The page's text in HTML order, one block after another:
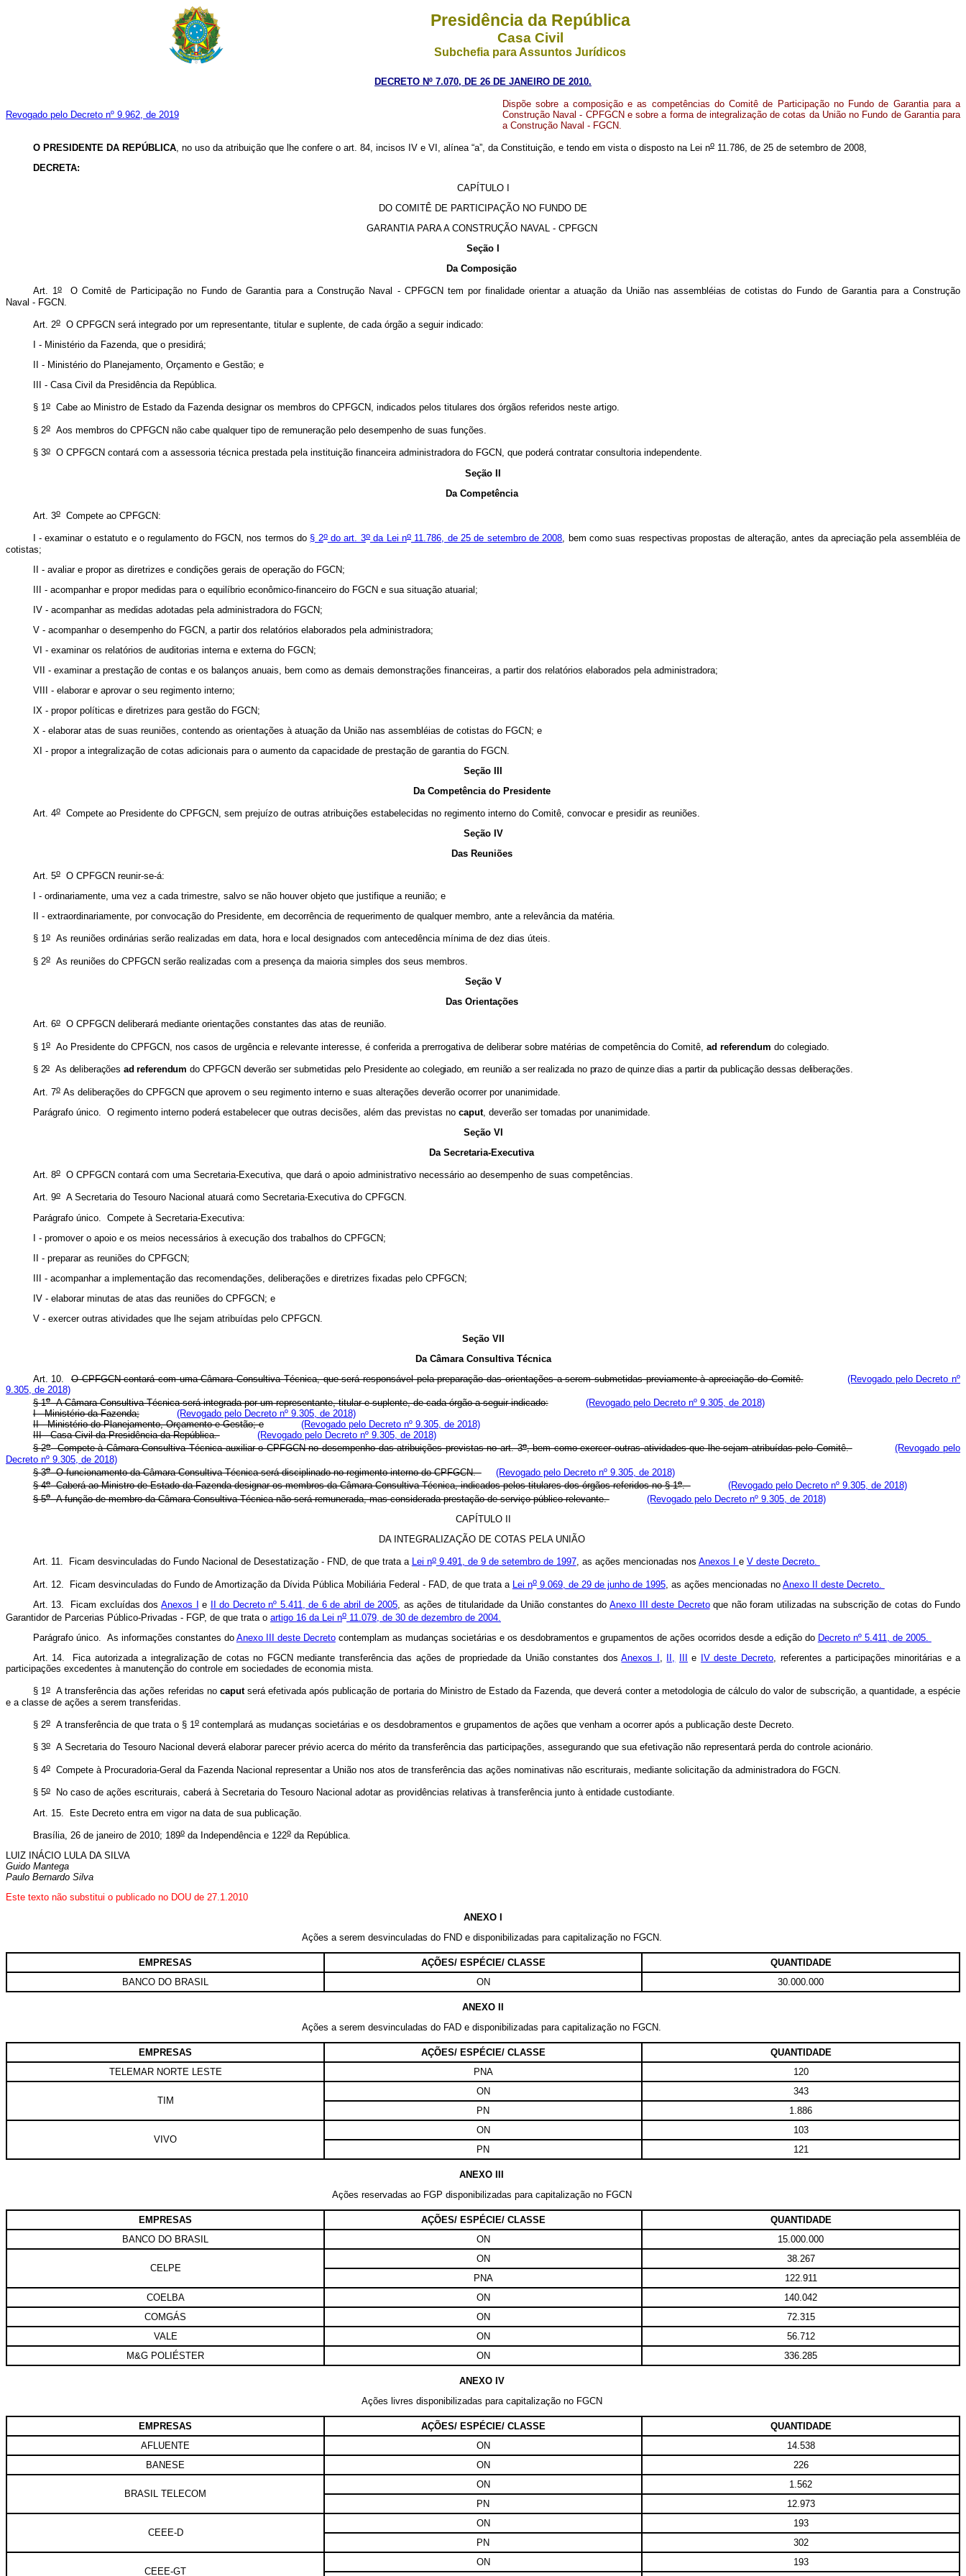
Presidência da República
Casa Civil
Subchefia para Assuntos Jurídicos
DECRETO Nº 7.070, DE 26 DE JANEIRO DE 2010.
Revogado pelo Decreto nº 9.962, de 2019
Dispõe sobre a composição e as competências do Comitê de Participação no Fundo de Garantia para a
Construção Naval - CPFGCN e sobre a forma de integralização de cotas da União no Fundo de Garantia para
a Construção Naval - FGCN.
O PRESIDENTE DA REPÚBLICA, no uso da atribuição que lhe confere o art. 84, incisos IV e VI, alínea “a”, da Constituição, e tendo em vista o disposto na Lei no11.786, de 25 de setembro de 2008,
DECRETA:
CAPÍTULO I
DO COMITÊ DE PARTICIPAÇÃO NO FUNDO DE
GARANTIA PARA A CONSTRUÇÃO NAVAL - CPFGCN
Seção I
Da Composição
Art. 1oO Comitê de Participação no Fundo de Garantia para a Construção Naval - CPFGCN tem por finalidade orientar a atuação da União nas assembléias de cotistas do Fundo de Garantia para a Construção
Naval - FGCN.
Art. 2oO CPFGCN será integrado por um representante, titular e suplente, de cada órgão a seguir indicado:
I - Ministério da Fazenda, que o presidirá;
II - Ministério do Planejamento, Orçamento e Gestão; e
III - Casa Civil da Presidência da República.
§ 1oCabe ao Ministro de Estado da Fazenda designar os membros do CPFGCN, indicados pelos titulares dos órgãos referidos neste artigo.
§ 2oAos membros do CPFGCN não cabe qualquer tipo de remuneração pelo desempenho de suas funções.
§ 3oO CPFGCN contará com a assessoria técnica prestada pela instituição financeira administradora do FGCN, que poderá contratar consultoria independente.
Seção II
Da Competência
Art. 3oCompete ao CPFGCN:
I - examinar o estatuto e o regulamento do FGCN, nos termos do § 2odo art. 3oda Lei no11.786, de 25 de setembro de 2008, bem como suas respectivas propostas de alteração, antes da apreciação pela assembléia de
cotistas;
II - avaliar e propor as diretrizes e condições gerais de operação do FGCN;
III - acompanhar e propor medidas para o equilíbrio econômico-financeiro do FGCN e sua situação atuarial;
IV - acompanhar as medidas adotadas pela administradora do FGCN;
V - acompanhar o desempenho do FGCN, a partir dos relatórios elaborados pela administradora;
VI - examinar os relatórios de auditorias interna e externa do FGCN;
VII - examinar a prestação de contas e os balanços anuais, bem como as demais demonstrações financeiras, a partir dos relatórios elaborados pela administradora;
VIII - elaborar e aprovar o seu regimento interno;
IX - propor políticas e diretrizes para gestão do FGCN;
X - elaborar atas de suas reuniões, contendo as orientações à atuação da União nas assembléias de cotistas do FGCN; e
XI - propor a integralização de cotas adicionais para o aumento da capacidade de prestação de garantia do FGCN.
Seção III
Da Competência do Presidente
Art. 4oCompete ao Presidente do CPFGCN, sem prejuízo de outras atribuições estabelecidas no regimento interno do Comitê, convocar e presidir as reuniões.
Seção IV
Das Reuniões
Art. 5oO CPFGCN reunir-se-á:
I - ordinariamente, uma vez a cada trimestre, salvo se não houver objeto que justifique a reunião; e
II - extraordinariamente, por convocação do Presidente, em decorrência de requerimento de qualquer membro, ante a relevância da matéria.
§ 1oAs reuniões ordinárias serão realizadas em data, hora e local designados com antecedência mínima de dez dias úteis.
§ 2oAs reuniões do CPFGCN serão realizadas com a presença da maioria simples dos seus membros.
Seção V
Das Orientações
Art. 6oO CPFGCN deliberará mediante orientações constantes das atas de reunião.
§ 1oAo Presidente do CPFGCN, nos casos de urgência e relevante interesse, é conferida a prerrogativa de deliberar sobre matérias de competência do Comitê, ad referendum do colegiado.
§ 2oAs deliberações ad referendum do CPFGCN deverão ser submetidas pelo Presidente ao colegiado, em reunião a ser realizada no prazo de quinze dias a partir da publicação dessas deliberações.
Art. 7oAs deliberações do CPFGCN que aprovem o seu regimento interno e suas alterações deverão ocorrer por unanimidade.
Parágrafo único. O regimento interno poderá estabelecer que outras decisões, além das previstas no caput, deverão ser tomadas por unanimidade.
Seção VI
Da Secretaria-Executiva
Art. 8oO CPFGCN contará com uma Secretaria-Executiva, que dará o apoio administrativo necessário ao desempenho de suas competências.
Art. 9oA Secretaria do Tesouro Nacional atuará como Secretaria-Executiva do CPFGCN.
Parágrafo único. Compete à Secretaria-Executiva:
I - promover o apoio e os meios necessários à execução dos trabalhos do CPFGCN;
II - preparar as reuniões do CPFGCN;
III - acompanhar a implementação das recomendações, deliberações e diretrizes fixadas pelo CPFGCN;
IV - elaborar minutas de atas das reuniões do CPFGCN; e
V - exercer outras atividades que lhe sejam atribuídas pelo CPFGCN.
Seção VII
Da Câmara Consultiva Técnica
Art. 10. O CPFGCN contará com uma Câmara Consultiva Técnica, que será responsável pela preparação das orientações a serem submetidas previamente à apreciação do Comitê.
(Revogado pelo Decreto nº
9.305, de 2018)
§ 1oA Câmara Consultiva Técnica será integrada por um representante, titular e suplente, de cada órgão a seguir indicado:
(Revogado pelo Decreto nº 9.305, de 2018)
I - Ministério da Fazenda;
(Revogado pelo Decreto nº 9.305, de 2018)
II - Ministério do Planejamento, Orçamento e Gestão; e
(Revogado pelo Decreto nº 9.305, de 2018)
III - Casa Civil da Presidência da República.
(Revogado pelo Decreto nº 9.305, de 2018)
§ 2oCompete à Câmara Consultiva Técnica auxiliar o CPFGCN no desempenho das atribuições previstas no art. 3o, bem como exercer outras atividades que lhe sejam atribuídas pelo Comitê.
(Revogado pelo
Decreto nº 9.305, de 2018)
§ 3oO funcionamento da Câmara Consultiva Técnica será disciplinado no regimento interno do CPFGCN.
(Revogado pelo Decreto nº 9.305, de 2018)
§ 4oCaberá ao Ministro de Estado da Fazenda designar os membros da Câmara Consultiva Técnica, indicados pelos titulares dos órgãos referidos no § 1o.
(Revogado pelo Decreto nº 9.305, de 2018)
§ 5oA função de membro da Câmara Consultiva Técnica não será remunerada, mas considerada prestação de serviço público relevante.
(Revogado pelo Decreto nº 9.305, de 2018)
CAPÍTULO II
DA INTEGRALIZAÇÃO DE COTAS PELA UNIÃO
Art. 11. Ficam desvinculadas do Fundo Nacional de Desestatização - FND, de que trata a Lei no9.491, de 9 de setembro de 1997, as ações mencionadas nos Anexos I e V deste Decreto.
Art. 12. Ficam desvinculadas do Fundo de Amortização da Dívida Pública Mobiliária Federal - FAD, de que trata a Lei no9.069, de 29 de junho de 1995, as ações mencionadas no Anexo II deste Decreto.
Art. 13. Ficam excluídas dosAnexos I e II do Decreto nº 5.411, de 6 de abril de 2005 , as ações de titularidade da União constantes do Anexo III deste Decretoque não foram utilizadas na subscrição de cotas do Fundo
Garantidor de Parcerias Público-Privadas - FGP, de que trata o artigo 16 da Lei no 11.079, de 30 de dezembro de 2004.
Parágrafo único. As informações constantes do Anexo III deste Decretocontemplam as mudanças societárias e os desdobramentos e grupamentos de ações ocorridos desde a edição do Decreto nº 5.411, de 2005.
Art. 14. Fica autorizada a integralização de cotas no FGCN mediante transferência das ações de propriedade da União constantes dosAnexos I , II, e IV deste Decreto, referentes a participações minoritárias e a
participações excedentes à manutenção do controle em sociedades de economia mista.
§ 1oA transferência das ações referidas no caputserá efetivada após publicação de portaria do Ministro de Estado da Fazenda, que deverá conter a metodologia de cálculo do valor de subscrição, a quantidade, a espécie
e a classe de ações a serem transferidas.
§ 2oA transferência de que trata o § 1ocontemplará as mudanças societárias e os desdobramentos e grupamentos de ações que venham a ocorrer após a publicação deste Decreto.
§ 3oA Secretaria do Tesouro Nacional deverá elaborar parecer prévio acerca do mérito da transferência das participações, assegurando que sua efetivação não representará perda do controle acionário.
§ 4oCompete à Procuradoria-Geral da Fazenda Nacional representar a União nos atos de transferência das ações nominativas não escriturais, mediante solicitação da administradora do FGCN.
§ 5oNo caso de ações escriturais, caberá à Secretaria do Tesouro Nacional adotar as providências relativas à transferência junto à entidade custodiante.
Art. 15. Este Decreto entra em vigor na data de sua publicação.
Brasília, 26 de janeiro de 2010; 189oda Independência e 122oda República.
LUIZ INÁCIO LULA DA SILVA
Guido Mantega
Paulo Bernardo Silva
Este texto não substitui o publicado no DOU de 27.1.2010
ANEXO I
Ações a serem desvinculadas do FND e disponibilizadas para capitalização no FGCN.
EMPRESAS AÇÕES/ ESPÉCIE/ CLASSE
QUANTIDADE
BANCO DO BRASIL
ON 30.000.000
ANEXO II
Ações a serem desvinculadas do FAD e disponibilizadas para capitalização no FGCN.
EMPRESAS AÇÕES/ ESPÉCIE/ CLASSE
QUANTIDADE
TELEMAR NORTE LESTE
PNA 120
TIM
ON
343
PN
1.886
VIVO
ON
103
PN
121
ANEXO III
Ações reservadas ao FGP disponibilizadas para capitalização no FGCN
EMPRESAS AÇÕES/ ESPÉCIE/ CLASSE
QUANTIDADE
BANCO DO BRASIL
ON 15.000.000
CELPE
ON
38.267
PNA
122.911
COELBA
ON
140.042
COMGÁS
ON
72.315
VALE
ON
56.712
M&G POLIÉSTER
ON 336.285
ANEXO IV
Ações livres disponibilizadas para capitalização no FGCN
EMPRESAS AÇÕES/ ESPÉCIE/ CLASSE
QUANTIDADE
AFLUENTE
ON
14.538
BANESE
ON 226
BRASIL TELECOM
ON
1.562
PN
12.973
CEEE-D
ON
193
PN
302
CEEE-GT
ON 193